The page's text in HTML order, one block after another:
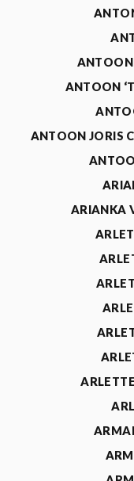
ANTOON
ANTOON
ANTOON JORIS
ARIANKA